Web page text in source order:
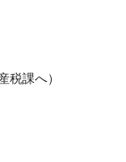
税課へ）